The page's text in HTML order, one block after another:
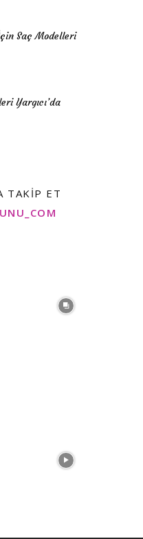
Saç Modelleri
Yargıcı’da
TAKIP ET